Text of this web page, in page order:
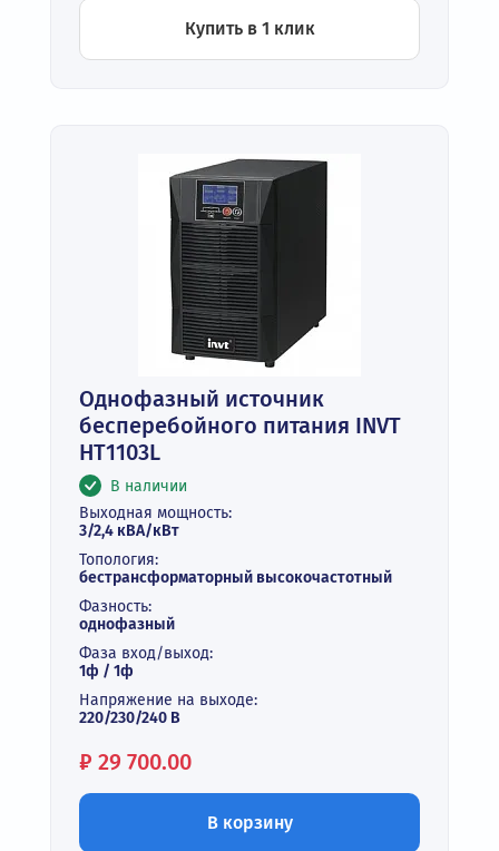
Купить в 1 клик
Однофазный источник
бесперебойного питания INVT
HT1103L
В наличии
Выходная мощность:
3/2,4 кВА/кВт
Топология:
бестрансформаторный высокочастотный
Фазность:
однофазный
Фаза вход/выход:
1ф / 1ф
Напряжение на выходе:
220/230/240 В
Цена:
₽ 29 700.00
В корзину